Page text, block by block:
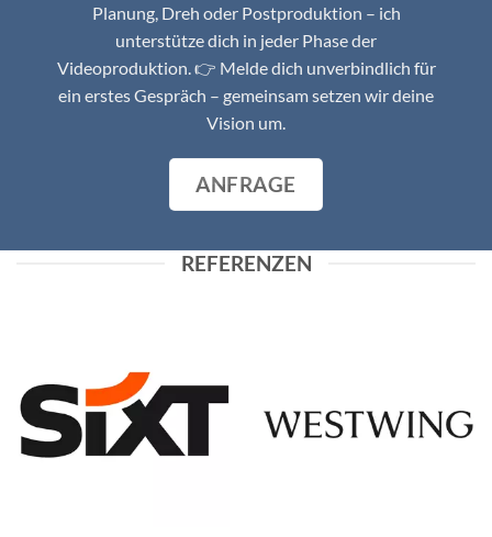
Planung, Dreh oder Postproduktion – ich
unterstütze dich in jeder Phase der
Videoproduktion. 👉 Melde dich unverbindlich für
ein erstes Gespräch – gemeinsam setzen wir deine
Vision um.
ANFRAGE
REFERENZEN